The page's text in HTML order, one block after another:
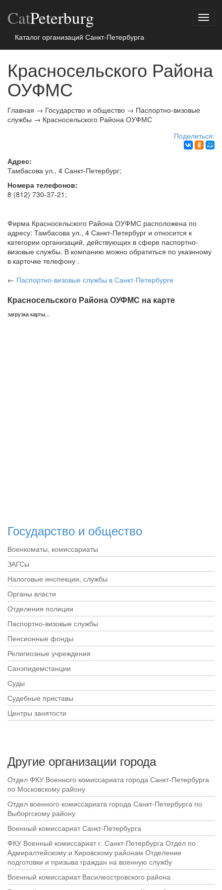
CatPeterburg
Каталог организаций Санкт-Петербурга
Красносельского Района
ОУФМС
Главная → Государство и общество → Паспортно-визовые
службы → Красносельского Района ОУФМС
Поделиться:
Адрес:
Тамбасова ул., 4 Санкт-Петербург;
Номера телефонов:
8 (812) 730-37-21 ;
Фирма Красносельского Района ОУФМС расположена по
адресу: Тамбасова ул., 4 Санкт-Петербург и относится к
категории организаций, действующих в сфере паспортно-
визовые службы. В компанию можно обратиться по указнному
в карточке телефону .
← Паспортно-визовые службы в Санкт-Петербурге
Красносельского Района ОУФМС на карте
загрузка карты...
Государство и общество
Военкоматы, комиссариаты
ЗАГСы
Налоговые инспекции, службы
Органы власти
Отделения полиции
Паспортно-визовые службы
Пенсионные фонды
Религиозные учреждения
Санэпидемстанции
Суды
Судебные приставы
Центры занятости
Другие организации города
Отдел ФКУ Военного комиссариата города Санкт-Петербурга
по Московскому району
Отдел военного комиссариата города Санкт-Петербурга по
Выборгскому району
Военный комиссариат Санкт-Петербурга
ФКУ Военный комиссариат г. Санкт-Петербурга Отдел по
Адмиралтейскому и Кировскому районам Отделение
подготовки и призыва граждан на военную службу
Военный комиссариат Василеостровского района